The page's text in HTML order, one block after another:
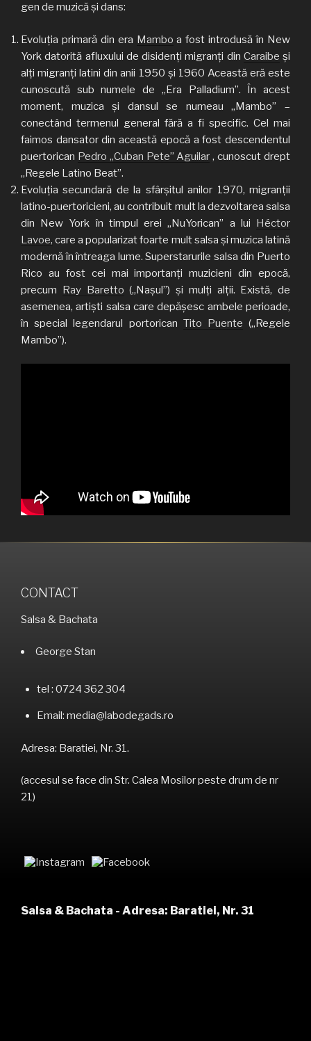
gen de muzică și dans:
Evoluția primară din era Mambo a fost introdusă în New
York datorită afluxului de disidenți migranți din Caraibe și
alți migranți latini din anii 1950 și 1960 Această eră este
cunoscută sub numele de „Era Palladium”. În acest
moment, muzica și dansul se numeau „Mambo” –
conectând termenul general fără a fi specific. Cel mai
faimos dansator din această epocă a fost descendentul
puertorican Pedro „Cuban Pete” Aguilar , cunoscut drept
„Regele Latino Beat”.
Evoluția secundară de la sfârșitul anilor 1970, migranții
latino-puertoricieni, au contribuit mult la dezvoltarea salsa
din New York în timpul erei „NuYorican” a lui Héctor
Lavoe, care a popularizat foarte mult salsa și muzica latină
modernă în întreaga lume. Superstarurile salsa din Puerto
Rico au fost cei mai importanți muzicieni din epocă,
precum Ray Baretto („Nașul”) și mulți alții. Există, de
asemenea, artiști salsa care depășesc ambele perioade,
în special legendarul portorican Tito Puente („Regele
Mambo”).
CONTACT
Salsa & Bachata
George Stan
tel : 0724 362 304
Email: media@labodegads.ro
Adresa: Baratiei, Nr. 31.
(accesul se face din Str. Calea Mosilor peste drum de nr
21)
Salsa & Bachata - Adresa: Baratiei, Nr. 31